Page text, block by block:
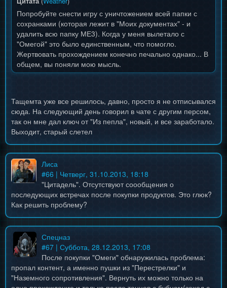
Попробуйте снести игру с уничтожением всей папки с
сохранками (которая лежит в "Моих документах" - и
удалить всю папку МЕ3). Когда у меня вылетало с
"Омегой" это было единственным, что помогло.
Жертвовать прохождением конечно печально однако... В
общем, вы поняли мою мысль.
Тащемта уже все решилось, давно, просто я не отписывался
сюда. На следующий день говорил в чате с другим персом,
так он мне дал ключ от "Из пепла", новый, и все заработало.
Выходит, старый слетел
Лиса
#66 | Четверг, 31.10.2013, 18:18
"Цитадель". Отсутствуют соообщения о
последующих встречах после покупки продуктов. Это глюк?
Как решить проблему?
Спецназ
#67 | Суббота, 28.12.2013, 17:08
После покупки "Омеги" обнаружилась проблема:
пропал контент, а именно пушки из "Перестрелки" и
"Наземного сопротивления". Вернуть их можно только на